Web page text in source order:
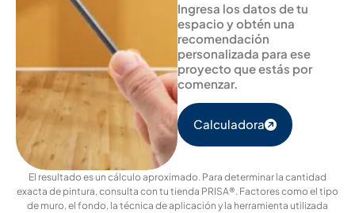
Ingresa los datos de tu
espacio y obtén una
recomendación
personalizada para ese
proyecto que estás por
comenzar.
Calculadora
El resultado es un cálculo aproximado. Para determinar la cantidad
exacta de pintura, consulta con tu tienda PRISA®. Factores como el tipo
de muro, el fondo, la técnica de aplicación y la herramienta utilizada